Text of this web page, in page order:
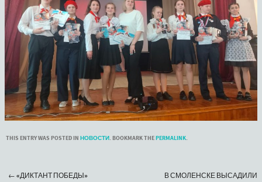
THIS ENTRY WAS POSTED IN НОВОСТИ. BOOKMARK THEPERMALINK.
←«ДИКТАНТ ПОБЕДЫ»
В СМОЛЕНСКЕ ВЫСАДИЛИ